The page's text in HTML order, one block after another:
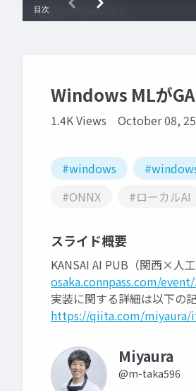
Windows MLが
1.4K Views October 08, 25
#windows
#ONNX
#ローカルAI
スライド概要
KANSAI AI PUB（関西×人
osaka.connpass.com/
実装に関する詳細は以下の
https://qiita.com/miyaura/
Miyaura
@m-taka596